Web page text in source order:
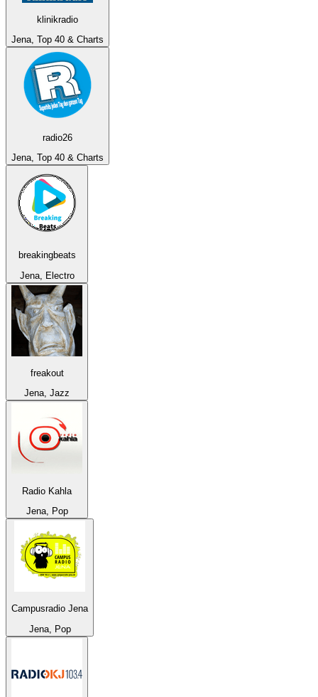
klinikradio
Jena, Top 40 & Charts
radio26
Jena, Top 40 & Charts
breakingbeats
Jena, Electro
freakout
Jena, Jazz
Radio Kahla
Jena, Pop
Campusradio Jena
Jena, Pop